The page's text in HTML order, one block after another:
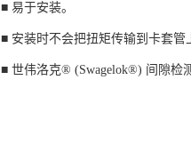
■ 易于安装。
■ 安装时不会把扭矩传输到卡套管
■ 世伟洛克® (Swagelok®) 间隙检